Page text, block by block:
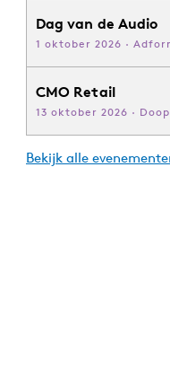
Dag van de Audio
1 oktober 2026 ·
CMO Retail
13 oktober 2026 ·
Bekijk alle